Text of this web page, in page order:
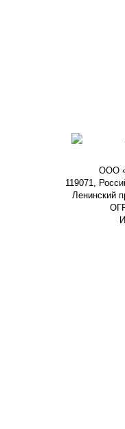
ООО
119071,
Ленинский